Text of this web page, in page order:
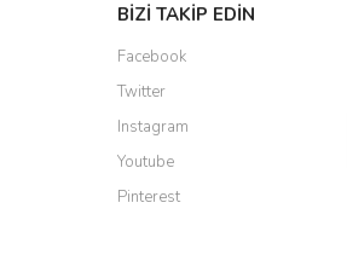
BİZİ TAKİP EDİN
Facebook
Twitter
Instagram
Youtube
Pinterest